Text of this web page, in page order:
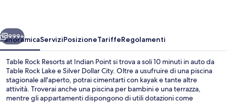
Point
Avanti
999+
PanoramicaServiziPosizioneTariffeRegolamenti
Table Rock Resorts at Indian Point si trova a soli 10 minuti in auto da
Table Rock Lake e Silver Dollar City. Oltre a usufruire di una piscina
stagionale all'aperto, potrai cimentarti con kayak e tante altre
attività. Troverai anche una piscina per bambini e una terrazza,
mentre gli appartamenti dispongono di utili dotazioni come